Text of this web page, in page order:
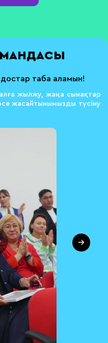
таба аламын!
жылжу, жаңа сынақтар
жасайтынымызды түсіну